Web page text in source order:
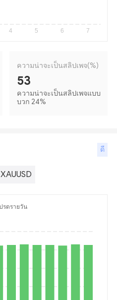
ความน่าจะเป็นสลิปเพจ(%)
53
ความน่าจะเป็นสลิปเพจแบบ
บวก 24%
ดี
XAUUSD